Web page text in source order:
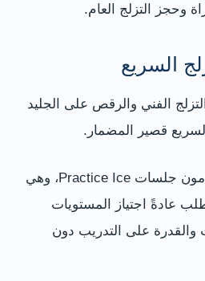
وحجز التزلج العام.
السريع
الفني والرقص على الجليد
السريع قصير المضمار.
يستخدم الرياضيون المتقدمون جلسات Practice Ice، وهي
عادةً اجتياز المستويات
والقدرة على التدريب دون